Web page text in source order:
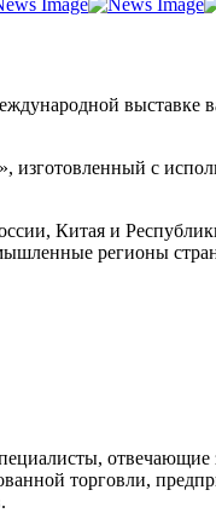
выставке
с
Китая и
регионы
торговли,